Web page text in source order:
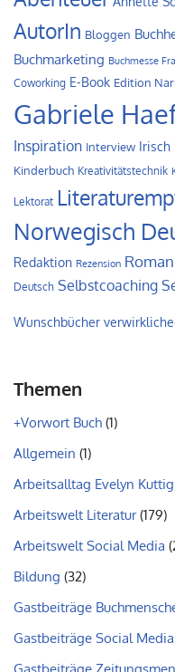
AutorIn Bloggen
Buchmarketing Buchmesse
Coworking E-Book Edition
Gabriele
Inspiration Interview Irisch
Kinderbuch Kreativitätstechnik
Lektorat
Norwegisch
Redaktion Rezension Roman
Deutsch Selbstcoaching
Wunschbücher
Themen
+Vorwort Buch (1)
Allgemein (1)
Arbeitsalltag Evelyn Kuttig
Arbeitswelt Literatur(179)
Arbeitswelt Social Media
Bildung (32)
Gastbeiträge
Gastbeiträge Social Media